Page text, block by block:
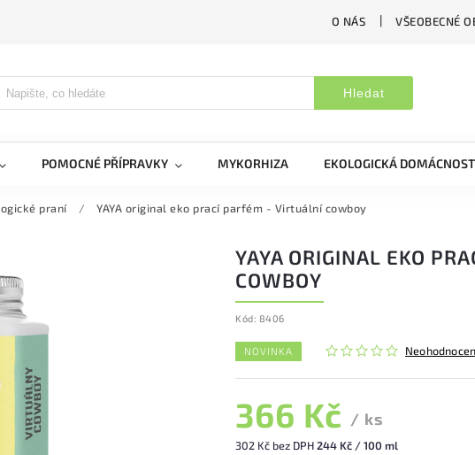
O NÁS VŠEOBECNÉ
Hledat
POMOCNÉ PŘÍPRAVKY MYKORHIZA EKOLOGICKÁ DOMÁCNOST
praní / YAYA original eko prací parfém - Virtuální cowboy
YAYA ORIGINAL EKO
COWBOY
Kód: 8406
NOVINKA
366 Kč / ks
302 Kč bez DPH244 Kč / 100 ml